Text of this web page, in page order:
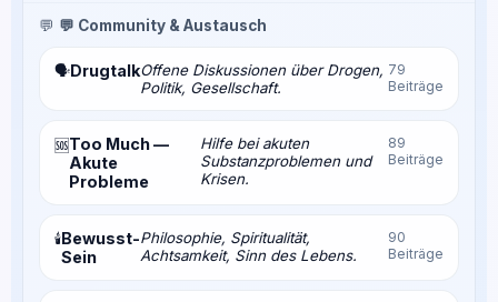
💬 💬 Community & Austausch
🗣️DrugtalkOffene Diskussionen über Drogen,
Politik, Gesellschaft.
79
Beiträge
🆘Too Much —
Akute
Probleme
Hilfe bei akuten
Substanzproblemen und
Krisen.
89
Beiträge
🕯️Bewusst-
Sein
Philosophie, Spiritualität,
Achtsamkeit, Sinn des Lebens.
90
Beiträge